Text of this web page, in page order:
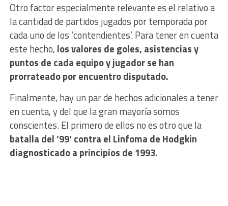
Otro factor especialmente relevante es el relativo a
la cantidad de partidos jugados por temporada por
cada uno de los ‘contendientes’. Para tener en cuenta
este hecho, los valores de goles, asistencias y
puntos de cada equipo y jugador se han
prorrateado por encuentro disputado.
Finalmente, hay un par de hechos adicionales a tener
en cuenta, y del que la gran mayoría somos
conscientes. El primero de ellos no es otro que la
batalla del ’99’ contra el Linfoma de Hodgkin
diagnosticado a principios de 1993.